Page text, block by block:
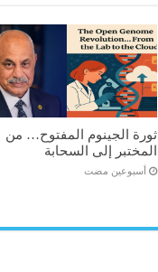
ثورة الجينوم المفتوح… من
المختبر إلى السحابة
‏أسبوعين مضت